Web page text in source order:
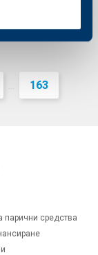
... 163
парични средства